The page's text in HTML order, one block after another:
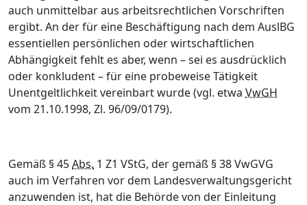
auch unmittelbar aus arbeitsrechtlichen Vorschriften
ergibt. An der für eine Beschäftigung nach dem AuslBG
essentiellen persönlichen oder wirtschaftlichen
Abhängigkeit fehlt es aber, wenn – sei es ausdrücklich
oder konkludent – für eine probeweise Tätigkeit
Unentgeltlichkeit vereinbart wurde (vgl. etwa VwGH
vom 21.10.1998, Zl. 96/09/0179).
Gemäß § 45Abs. 1 Z1 VStG, der gemäß § 38 VwGVG
auch im Verfahren vor dem Landesverwaltungsgericht
anzuwenden ist, hat die Behörde von der Einleitung